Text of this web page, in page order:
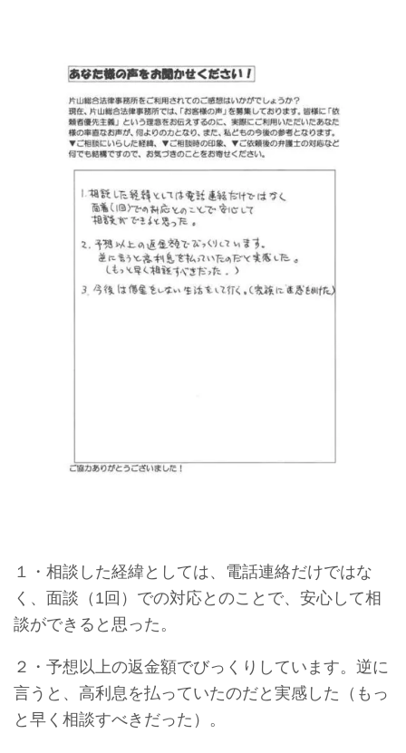
１・相談した経緯としては、電話連絡だけではな
く、面談（1回）での対応とのことで、安心して相
談ができると思った。
２・予想以上の返金額でびっくりしています。逆に
言うと、高利息を払っていたのだと実感した（もっ
と早く相談すべきだった）。